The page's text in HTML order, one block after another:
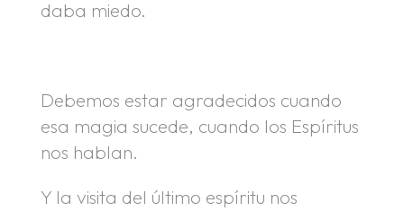
daba miedo.
Debemos estar agradecidos cuando
esa magia sucede, cuando los Espíritus
nos hablan.
Y la visita del último espíritu nos